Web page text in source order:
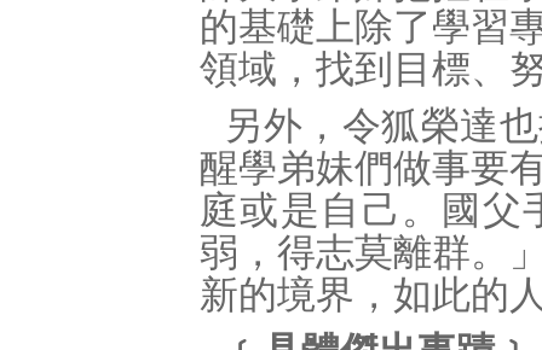
的基礎上除了學習
領域，找到目標、
另外，令狐榮達
醒學弟妹們做事要
庭或是自己。國父
弱，得志莫離群。
新的境界，如此的